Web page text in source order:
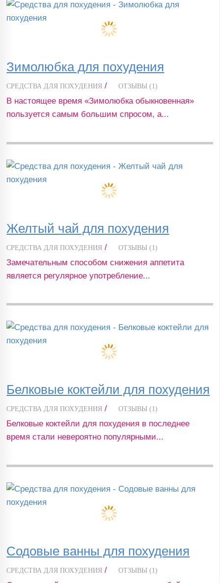
Зимолюбка для похудения
СРЕДСТВА ДЛЯ ПОХУДЕНИЯ / ОТЗЫВЫ (1)
В настоящее время «Зимолюбка обыкновенная»
пользуется самым большим спросом, а...
Желтый чай для похудения
СРЕДСТВА ДЛЯ ПОХУДЕНИЯ / ОТЗЫВЫ (1)
Замечательным способом снижения аппетита
является регулярное употребление...
Белковые коктейли для похудения
СРЕДСТВА ДЛЯ ПОХУДЕНИЯ / ОТЗЫВЫ (1)
Белковые коктейли для похудения в последнее
время стали невероятно популярными...
Содовые ванны для похудения
СРЕДСТВА ДЛЯ ПОХУДЕНИЯ / ОТЗЫВЫ (1)